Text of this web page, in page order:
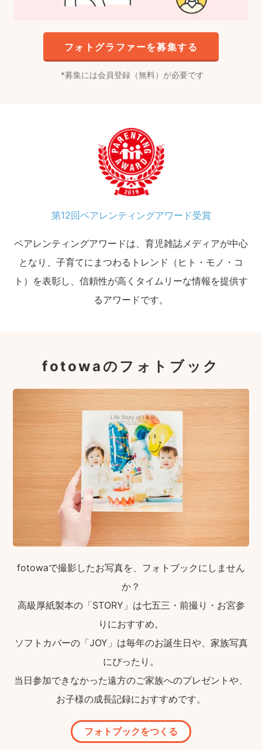
フォトグラファーを募集する
募集には会員登録（無料）が必要です
第12回ペアレンティングアワード受賞
ペアレンティングアワードは、育児雑誌メディアが中心
となり、子育てにまつわるトレンド（ヒト・モノ・コ
ト）を表彰し、信頼性が高くタイムリーな情報を提供す
るアワードです。
fotowaのフォトブック
fotowaで撮影したお写真を、フォトブックにしません
か？
高級厚紙製本の「STORY」は七五三・前撮り・お宮参
りにおすすめ。
ソフトカバーの「JOY」は毎年のお誕生日や、家族写真
にぴったり。
当日参加できなかった遠方のご家族へのプレゼントや、
お子様の成長記録におすすめです。
フォトブックをつくる